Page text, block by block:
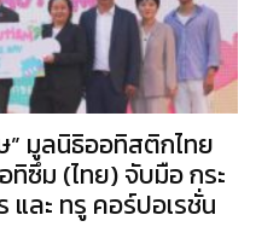
มูลนิธิออทิสติกไทย
ซึม (ไทย) จับมือ กระ
ละ ทรู คอร์ปอเรชั่น